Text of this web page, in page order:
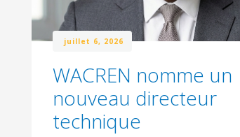
juillet 6, 2026
WACREN nomme un
nouveau directeur
technique